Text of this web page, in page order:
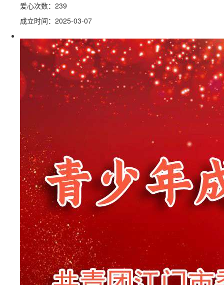
爱心次数：239
成立时间：2025-03-07